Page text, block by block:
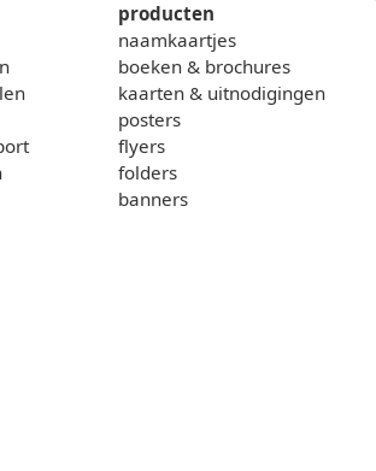
producten
naamkaartjes
boeken & brochures
kaarten & uitnodigingen
posters
flyers
folders
banners